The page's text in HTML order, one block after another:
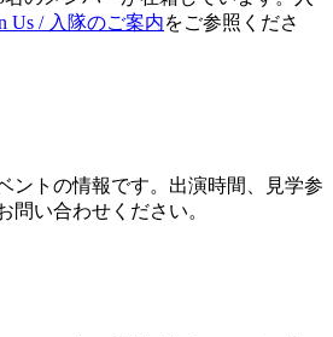
Us / 入隊のご案内をご参照くださ
ントの情報です。出演時間、見学参
問い合わせください。